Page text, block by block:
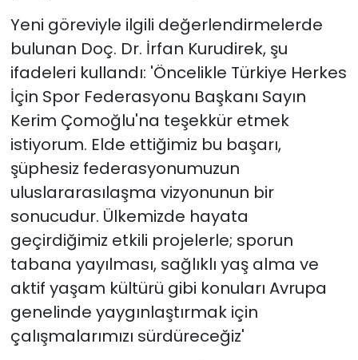
Yeni göreviyle ilgili değerlendirmelerde
bulunan Doç. Dr. İrfan Kurudirek, şu
ifadeleri kullandı: 'Öncelikle Türkiye Herkes
İçin Spor Federasyonu Başkanı Sayın
Kerim Çomoğlu'na teşekkür etmek
istiyorum. Elde ettiğimiz bu başarı,
şüphesiz federasyonumuzun
uluslararasılaşma vizyonunun bir
sonucudur. Ülkemizde hayata
geçirdiğimiz etkili projelerle; sporun
tabana yayılması, sağlıklı yaş alma ve
aktif yaşam kültürü gibi konuları Avrupa
genelinde yaygınlaştırmak için
çalışmalarımızı sürdüreceğiz'